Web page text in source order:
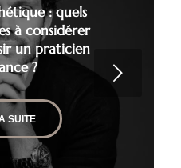
: quels
à considérer
un praticien
?
SUITE